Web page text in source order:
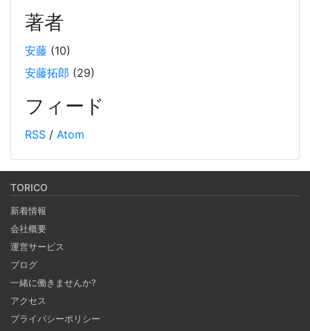
から取得したデータを用いたRAGとメモリーセーバーの実
RAG するチュートリアル
2024-10-12
オープンソースのベクトルデータベースである Weaviate を
会カリキュラム） 自分の PC 上で RAG のシステムを構築し
ます。
Notionを本の管理に使ってみる
ブラウザがあればどこでもつかえるNotion。 テンプレート
で何でもできるNotionで購入した本、これから発売する本
著者
安藤 (10)
安藤拓郎 (29)
フィード
RSS / Atom
TORICO
新着情報
会社概要
運営サービス
ブログ
一緒に働きませんか?
アクセス
プライバシーポリシー